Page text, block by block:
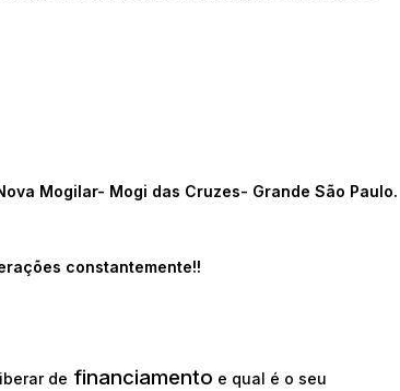
Mogilar- Mogi das Cruzes- Grande São Paulo.
constantemente!!
de financiamento e qual é o seu